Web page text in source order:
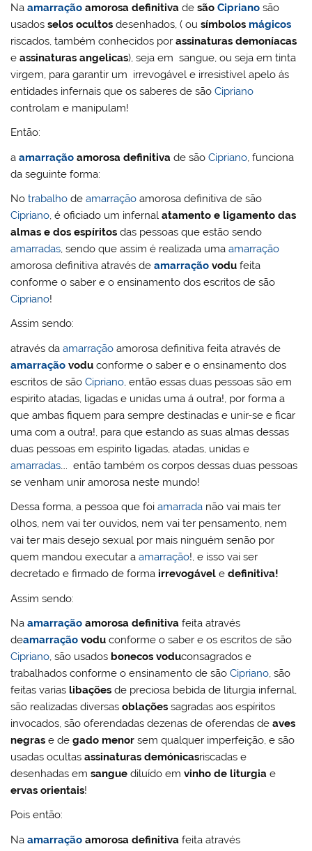
Naamarração amorosa definitiva desãoCipriano são
usadosselos ocultos desenhados, ( ousímbolos mágicos
riscados, também conhecidos porassinaturas demoníacas
eassinaturas angelicas), seja em sangue, ou seja em tinta
virgem, para garantir um irrevogável e irresistível apelo ás
entidades infernais que os saberes de sãoCipriano
controlam e manipulam!
Então:
aamarração amorosa definitiva de sãoCipriano, funciona
da seguinte forma:
Notrabalho deamarração amorosa definitiva de são
Cipriano, é oficiado um infernalatamento e ligamento das
almas e dos espíritos das pessoas que estão sendo
amarradas, sendo que assim é realizada umaamarração
amorosa definitiva através deamarração vodu feita
conforme o saber e o ensinamento dos escritos de são
Cipriano!
Assim sendo:
através daamarração amorosa definitiva feita através de
amarração vodu conforme o saber e o ensinamento dos
escritos de sãoCipriano, então essas duas pessoas são em
espirito atadas, ligadas e unidas uma á outra!, por forma a
que ambas fiquem para sempre destinadas e unir-se e ficar
uma com a outra!, para que estando as suas almas dessas
duas pessoas em espirito ligadas, atadas, unidas e
amarradas…. então também os corpos dessas duas pessoas
se venham unir amorosa neste mundo!
Dessa forma, a pessoa que foiamarrada não vai mais ter
olhos, nem vai ter ouvidos, nem vai ter pensamento, nem
vai ter mais desejo sexual por mais ninguém senão por
quem mandou executar aamarração!, e isso vai ser
decretado e firmado de forma irrevogáveledefinitiva!
Assim sendo:
Naamarração amorosa definitivafeita através
deamarração vodu conforme o saber e os escritos de são
Cipriano, são usados bonecos voduconsagrados e
trabalhados conforme o ensinamento de sãoCipriano, são
feitas varias libações de preciosa bebida de liturgia infernal,
são realizadas diversasoblaçõessagradas aos espíritos
invocados, são oferendadas dezenas de oferendas deaves
negrase degado menor sem qualquer imperfeição, e são
usadas ocultasassinaturas demónicasriscadas e
desenhadas emsangue diluído emvinho de liturgiae
ervas orientais!
Pois então:
Naamarração amorosa definitivafeita através